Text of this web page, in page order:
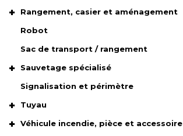
Rangement, casier et aménagement
Robot
Sac de transport / rangement
Sauvetage spécialisé
Signalisation et périmètre
Tuyau
Véhicule incendie, pièce et accessoire